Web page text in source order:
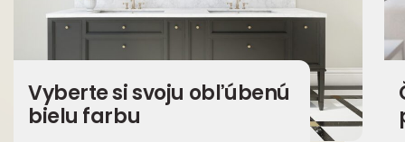
Vyberte si svoju obľúbenú
bielu farbu